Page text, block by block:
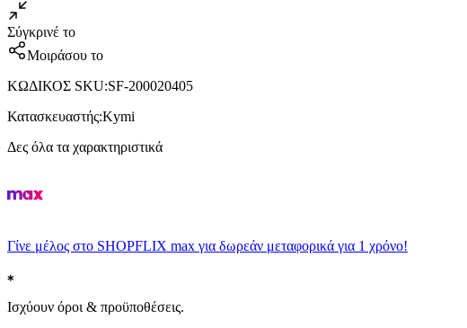
Σύγκρινέ το
Μοιράσου το
ΚΩΔΙΚΟΣ SKU:SF-200020405
Κατασκευαστής:Kymi
Δες όλα τα χαρακτηριστικά
Γίνε μέλος στο SHOPFLIX max για δωρεάν μεταφορικά για 1 χρόνο!
Ισχύουν όροι & προϋποθέσεις.